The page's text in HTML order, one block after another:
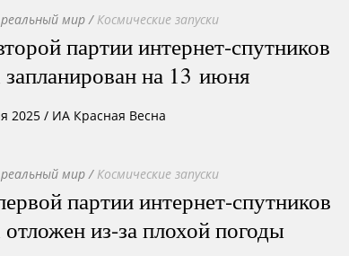
мир / Космические запуски
партии интернет-спутников
на 13 июня
2025 / ИА Красная Весна
мир / Космические запуски
партии интернет-спутников
из-за плохой погоды